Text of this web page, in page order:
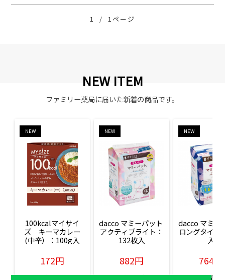
1 / 1ページ
NEW ITEM
ファミリー薬局に届いた新着の商品です。
NEW
100kcalマイサイ
ズ　キーマカレー
(中辛）：100g入
172円
販売価格(税込)
NEW
dacco マミーパット
アクティブライト：
132枚入
882円
販売価格(税込)
NEW
dacco マミー
ロングタイム
入
764円
販売価格(税